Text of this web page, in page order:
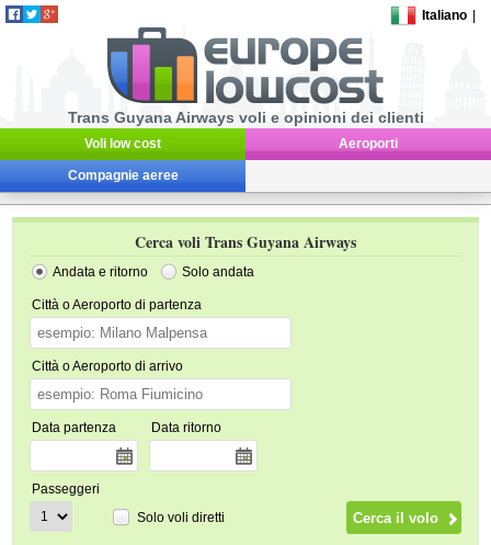
Italiano
Trans Guyana Airways voli e opinioni dei clienti
Voli low cost Aeroporti
Compagnie aeree
Cerca voli Trans Guyana Airways
Andata e ritorno Solo andata
Città o Aeroporto di partenza
Città o Aeroporto di arrivo
Data partenza Data ritorno
Passeggeri
Solo voli diretti